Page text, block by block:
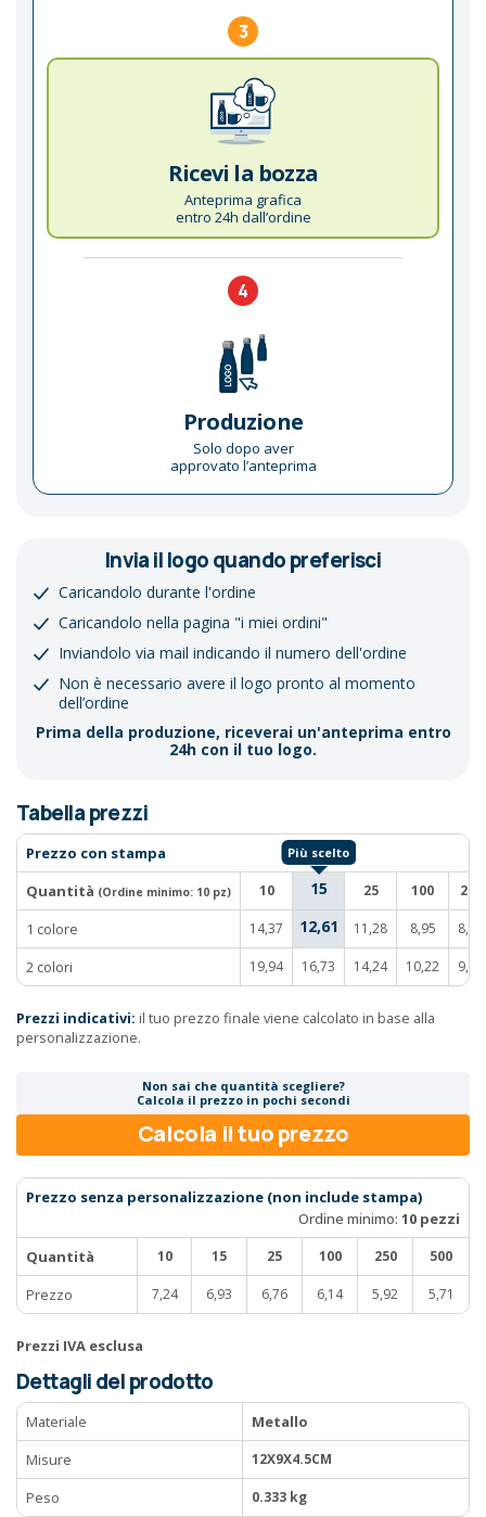
3
Ricevi la bozza
Anteprima grafica
entro 24h dall’ordine
4
Produzione
Solo dopo aver
approvato l’anteprima
Invia il logo quando preferisci
Caricandolo durante l'ordine
Caricandolo nella pagina "i miei ordini"
Inviandolo via mail indicando il numero dell'ordine
Non è necessario avere il logo pronto al momento
dell’ordine
Prima della produzione, riceverai un'anteprima entro
24h con il tuo logo.
Tabella prezzi
Prezzo con stampa
Quantità (Ordine minimo: 10 pz) 10 15 25 100 250
1 colore 14,37 12,61 11,28 8,95 8,32
2 colori 19,94 16,73 14,24 10,22 9,23
Prezzi indicativi: il tuo prezzo finale viene calcolato in base alla
personalizzazione.
Non sai che quantità scegliere?
Calcola il prezzo in pochi secondi
Calcola il tuo prezzo
Prezzo senza personalizzazione (non include stampa)
Ordine minimo: 10 pezzi
Quantità
10 15 25 100 250 500
Prezzo 7,24 6,93 6,76 6,14 5,92 5,71
Prezzi IVA esclusa
Dettagli del prodotto
Materiale
Metallo
Misure
12X9X4.5CM
Peso 0.333 kg